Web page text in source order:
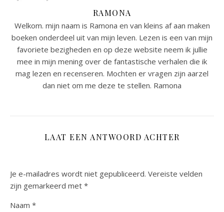
RAMONA
Welkom. mijn naam is Ramona en van kleins af aan maken
boeken onderdeel uit van mijn leven. Lezen is een van mijn
favoriete bezigheden en op deze website neem ik jullie
mee in mijn mening over de fantastische verhalen die ik
mag lezen en recenseren. Mochten er vragen zijn aarzel
dan niet om me deze te stellen. Ramona
LAAT EEN ANTWOORD ACHTER
Je e-mailadres wordt niet gepubliceerd. Vereiste velden
zijn gemarkeerd met *
Naam *